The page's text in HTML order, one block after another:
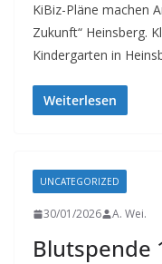
KiBiz-Pläne machen
Zukunft“ Heinsberg.
Kindergarten in
Weiterlesen
UNCATEGORIZED
30/01/2026 A. Wei.
Blutspende